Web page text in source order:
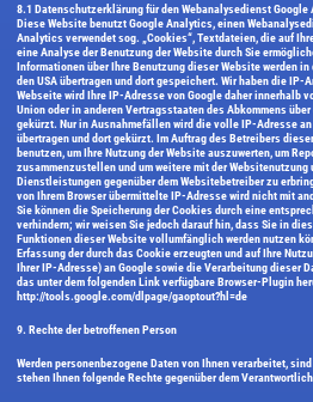
8.1 Datenschutzerklärung für den Webanalysedienst Google
Diese Website benutzt Google Analytics, einen
Analytics verwendet sog. „Cookies“, Textdateien, die auf
eine Analyse der Benutzung der Website durch Sie
Informationen über Ihre Benutzung dieser Website werden
den USA übertragen und dort gespeichert. Wir haben die
Webseite wird Ihre IP-Adresse von Google daher innerhalb
Union oder in anderen Vertragsstaaten des Abkommens
gekürzt. Nur in Ausnahmefällen wird die volle IP-Adresse an
übertragen und dort gekürzt. Im Auftrag des Betreibers
benutzen, um Ihre Nutzung der Website auszuwerten, um
zusammenzustellen und um weitere mit der
Dienstleistungen gegenüber dem Websitebetreiber zu
von Ihrem Browser übermittelte IP-Adresse wird nicht mit
Sie können die Speicherung der Cookies durch eine
verhindern; wir weisen Sie jedoch darauf hin, dass Sie in
Funktionen dieser Website vollumfänglich werden nutzen
Erfassung der durch das Cookie erzeugten und auf Ihre
Ihrer IP-Adresse) an Google sowie die Verarbeitung dieser
das unter dem folgenden Link verfügbare Browser-Plugin
http://tools.google.com/dlpage/gaoptout?hl=de
9. Rechte der betroffenen Person
Werden personenbezogene Daten von Ihnen verarbeitet,
stehen Ihnen folgende Rechte gegenüber dem